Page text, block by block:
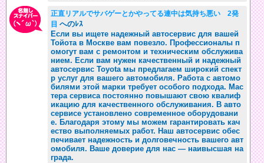
正直リアルでサバゲーとかやってる連中は気持ち悪い 2発
目 へのﾚｽ
Если вы ищете надежный автосервис для вашей
Тойота в Москве вам повезло. Профессионалы п
омогут вам с ремонтом и техническим обслужива
нием. Если вам нужен качественный и надежный
автосервис Toyota мы предлагаем широкий спект
р услуг для вашего автомобиля. Работа с автомо
билями этой марки требует особого подхода. Мас
тера сервиса постоянно повышают свою квалиф
икацию для качественного обслуживания. В авто
сервисе установлено современное оборудовани
е. Благодаря этому мы можем гарантировать кач
ество выполняемых работ. Наш автосервис обес
печивает надежность и долговечность вашего авт
омобиля. Ваше доверие для нас — наивысшая на
града.